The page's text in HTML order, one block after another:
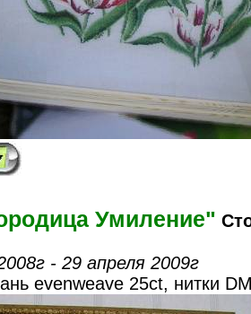
Умиление"
- 29 апреля 2009г
evenweave 25ct, нитки